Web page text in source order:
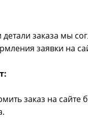
заказа мы
заявки на
заказ на сайте